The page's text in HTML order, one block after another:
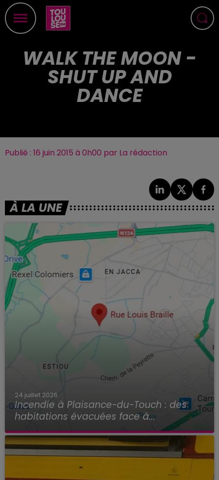
WALK THE MOON -
SHUT UP AND
DANCE
Publié : 16 juin 2015 à 0h00 par La rédaction
À LA UNE
24 juillet 2026
Incendie à Plaisance-du-Touch : des
habitations évacuées face à...